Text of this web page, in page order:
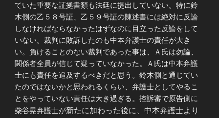
ていた重要な証拠書類も法廷に提出していない。特に鈴
木側の乙５８号証、乙５９号証の陳述書には絶対に反論
しなければならなかったはずなのに目立った反論をして
いない。裁判に敗訴したのも中本弁護士の責任が大き
い。負けることのない裁判であった事は、Ａ氏は勿論、
関係者全員が信じて疑っていなかった。Ａ氏は中本弁護
士にも責任を追及するべきだと思う。鈴木側と通じてい
たのではないかと思われるくらい、弁護士としてやるこ
とをやっていない責任は大き過ぎる。控訴審で原告側に
柴谷晃弁護士が新たに加わった後に、中本弁護士より